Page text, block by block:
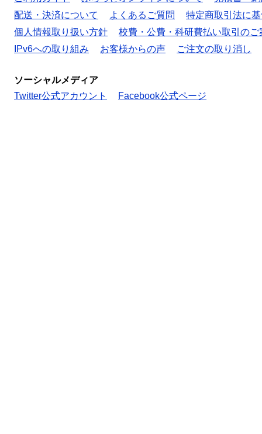
配送・決済について
よくあるご質問
特定商取引法に
個人情報取り扱い方針
校費・公費・科研費払い取引のご
IPv6への取り組み
お客様からの声 ご注文の取り消し
ソーシャルメディア
Twitter公式アカウント
Facebook公式ページ